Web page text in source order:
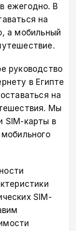
ежегодно. В
на
а мобильный
руководство
в Египте
на
Мы
SIM-карты в
SIM-